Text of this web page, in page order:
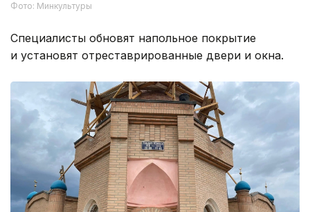
Фото: Минкультуры
Специалисты обновят напольное покрытие
и установят отреставрированные двери и окна.